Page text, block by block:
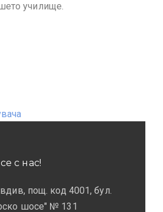
училище.
с нас!
пощ. код 4001, бул.
шосе" № 131